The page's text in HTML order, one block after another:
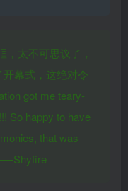
太不可思议了，
幕式，这绝对令
got me teary-
So happy to have
that was